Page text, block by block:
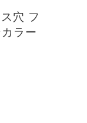
穴 フ
ラー